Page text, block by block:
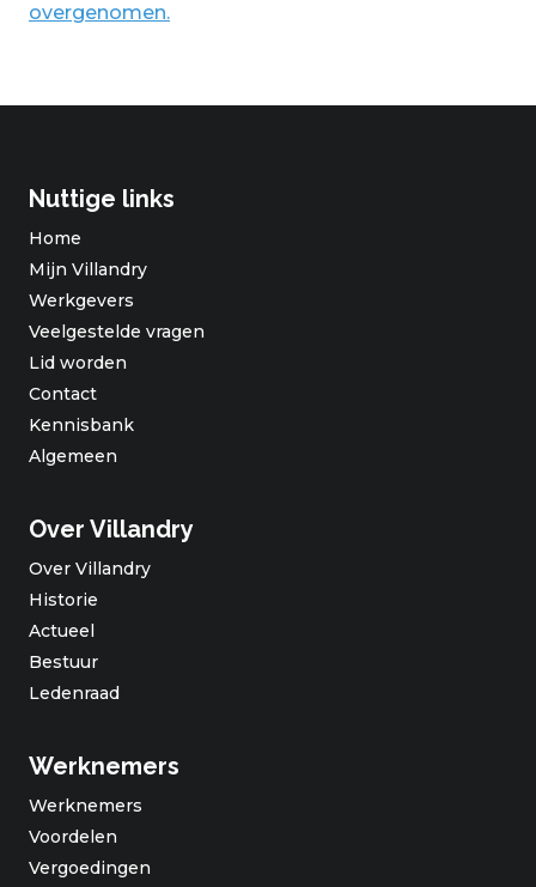
overgenomen.
Nuttige links
Home
Mijn Villandry
Werkgevers
Veelgestelde vragen
Lid worden
Contact
Kennisbank
Algemeen
Over Villandry
Over Villandry
Historie
Actueel
Bestuur
Ledenraad
Werknemers
Werknemers
Voordelen
Vergoedingen